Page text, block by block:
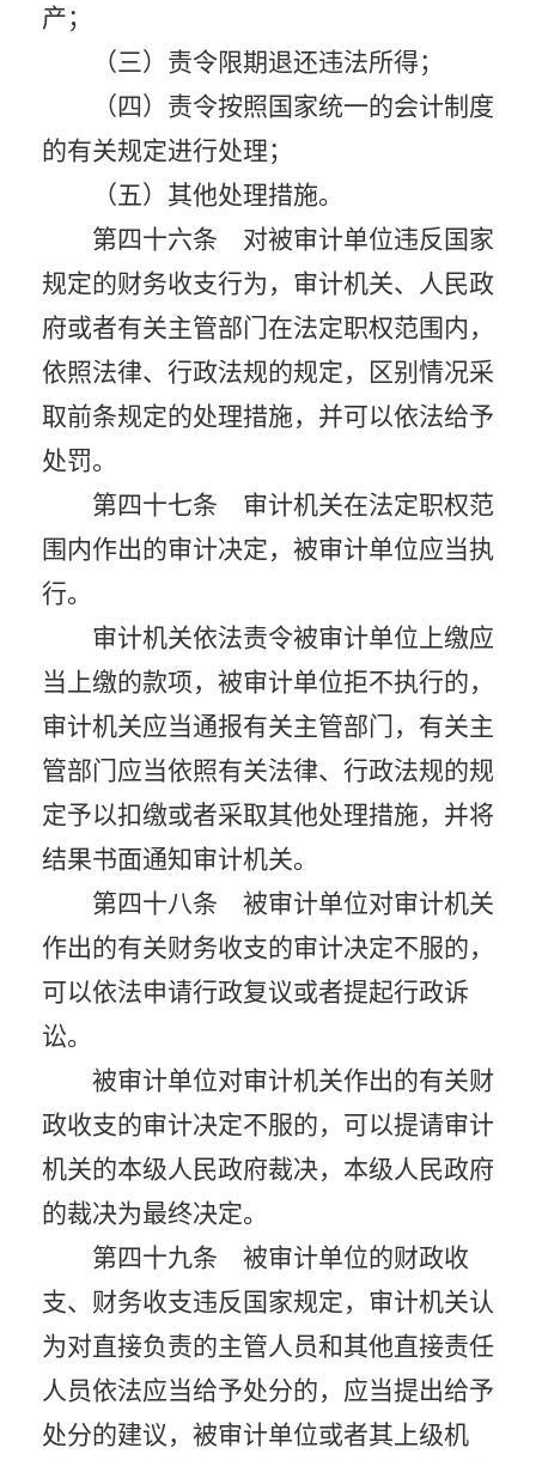
产；
（三）责令限期退还违法所得；
（四）责令按照国家统一的会计制度
的有关规定进行处理；
（五）其他处理措施。
第四十六条 对被审计单位违反国家
规定的财务收支行为，审计机关、人民政
府或者有关主管部门在法定职权范围内，
依照法律、行政法规的规定，区别情况采
取前条规定的处理措施，并可以依法给予
处罚。
第四十七条 审计机关在法定职权范
围内作出的审计决定，被审计单位应当执
行。
审计机关依法责令被审计单位上缴应
当上缴的款项，被审计单位拒不执行的，
审计机关应当通报有关主管部门，有关主
管部门应当依照有关法律、行政法规的规
定予以扣缴或者采取其他处理措施，并将
结果书面通知审计机关。
第四十八条 被审计单位对审计机关
作出的有关财务收支的审计决定不服的，
可以依法申请行政复议或者提起行政诉
讼。
被审计单位对审计机关作出的有关财
政收支的审计决定不服的，可以提请审计
机关的本级人民政府裁决，本级人民政府
的裁决为最终决定。
第四十九条 被审计单位的财政收
支、财务收支违反国家规定，审计机关认
为对直接负责的主管人员和其他直接责任
人员依法应当给予处分的，应当提出给予
处分的建议，被审计单位或者其上级机